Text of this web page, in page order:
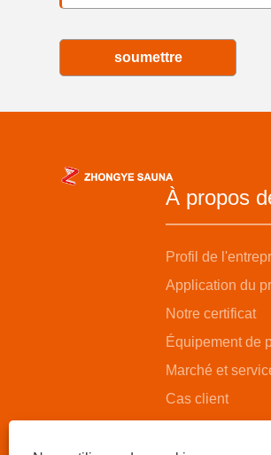
soumettre
À propos
Profil de
Application du
Notre certificat
Équipement de
Marché et
Cas client